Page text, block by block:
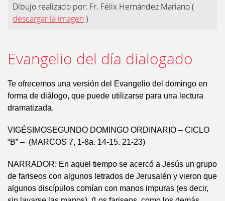
Dibujo realizado por: Fr. Félix Hernández Mariano(
descargar la imagen )
Evangelio del día dialogado
Te ofrecemos una versión del Evangelio del domingo en
forma de diálogo, que puede utilizarse para una lectura
dramatizada.
VIGÉSIMOSEGUNDO DOMINGO ORDINARIO – CICLO
“B” – (MARCOS 7, 1-8a. 14-15. 21-23)
NARRADOR: En aquel tiempo se acercó a Jesús un grupo
de fariseos con algunos letrados de Jerusalén y vieron que
algunos discípulos comían con manos impuras (es decir,